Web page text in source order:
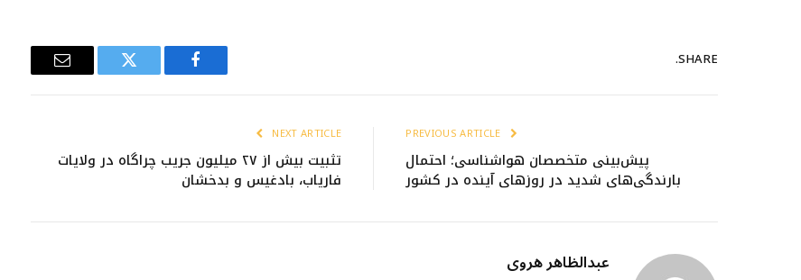
SHARE.
Facebook
Twitter
Email
پیش‌بینی متخصصان هواشناسی؛ احتمال
بارندگی‌های شدید در روزهای آینده در کشور
NEXT ARTICLE
تثبیت بیش از ۲۷ میلیون جریب چراگاه در ولایات
فاریاب، بادغیس و بدخشان
عبدالظاهر هروی